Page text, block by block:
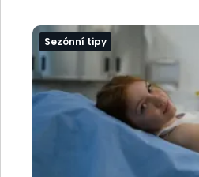
Sezónní tipy